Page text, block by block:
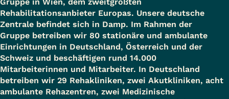
Rehabilitationsanbieter Europas. Unsere deutsche
Zentrale befindet sich in Damp. Im Rahmen der
Gruppe betreiben wir 80 stationäre und ambulante
Einrichtungen in Deutschland, Österreich und der
Schweiz und beschäftigen rund 14.000
Mitarbeiterinnen und Mitarbeiter. In Deutschland
betreiben wir 29 Rehakliniken, zwei Akutkliniken, acht
ambulante Rehazentren, zwei Medizinische